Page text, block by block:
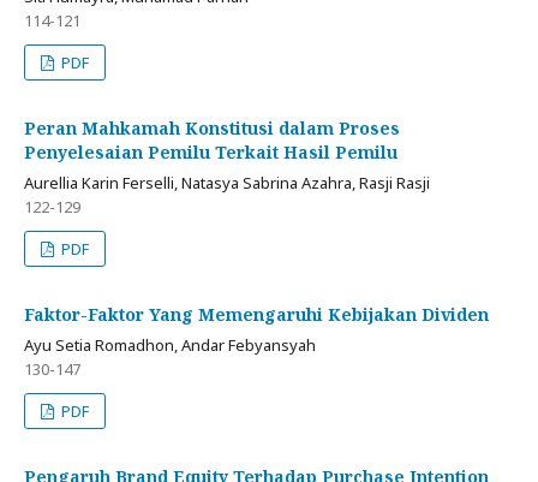
114-121
PDF
Peran Mahkamah Konstitusi dalam Proses
Penyelesaian Pemilu Terkait Hasil Pemilu
Aurellia Karin Ferselli, Natasya Sabrina Azahra, Rasji Rasji
122-129
PDF
Faktor-Faktor Yang Memengaruhi Kebijakan Dividen
Ayu Setia Romadhon, Andar Febyansyah
130-147
PDF
Pengaruh Brand Equity Terhadap Purchase Intention